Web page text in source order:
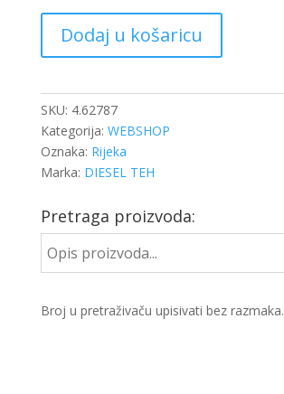
GORIVA
KPL
količina
Dodaj u košaricu
SKU: 4.62787
Kategorija: WEBSHOP
Oznaka: Rijeka
Marka: DIESEL TEH
Pretraga proizvoda:
Broj u pretraživaču upisivati bez razmaka.